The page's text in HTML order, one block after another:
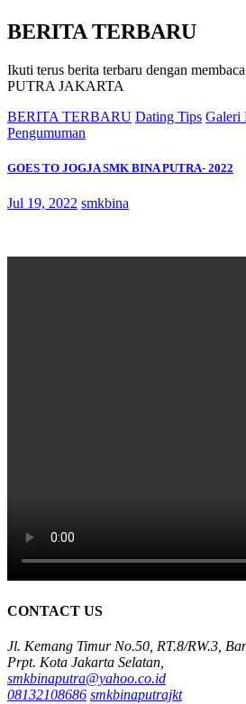
BERITA TERBARU
Ikuti terus berita terbaru dengan
PUTRA JAKARTA
BERITA TERBARU Dating Tips Galeri
Pengumuman
GOES TO JOGJA SMK BINA PUTRA- 2022
Jul 19, 2022 smkbina
CONTACT US
Jl. Kemang Timur No.50, RT.8/RW.3,
Prpt. Kota Jakarta Selatan,
smkbinaputra@yahoo.co.id
08132108686 smkbinaputrajkt